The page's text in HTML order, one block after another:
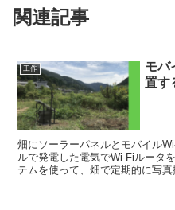
関連記事
工作
モバ
置す
畑にソーラーパネルとモバイル
ルで発電した電気でWi-Fiルータ
テムを使って、畑で定期的に写